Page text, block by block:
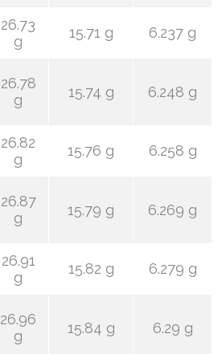
26.73
g
15.71 g 6.237 g
26.78
g
15.74 g 6.248 g
26.82
g
15.76 g 6.258 g
26.87
g
15.79 g 6.269 g
26.91
g
15.82 g 6.279 g
26.96
g
15.84 g 6.29 g